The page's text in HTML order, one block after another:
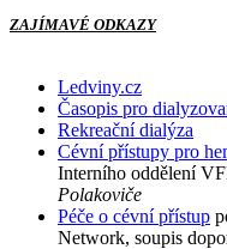
ZAJÍMAVÉ ODKAZY
Ledviny.cz
Časopis pro
Rekreační dialýza
Cévní přístupy pro
Interního oddělení
Polakoviče
Péče o cévní přístup
Network, soupis